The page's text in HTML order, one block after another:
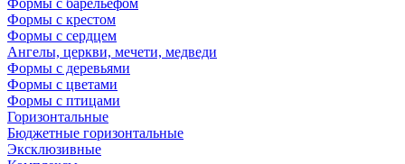
Формы с барельефом
Формы с крестом
Формы с сердцем
Ангелы, церкви, мечети, медведи
Формы с деревьями
Формы с цветами
Формы с птицами
Горизонтальные
Бюджетные горизонтальные
Эксклюзивные